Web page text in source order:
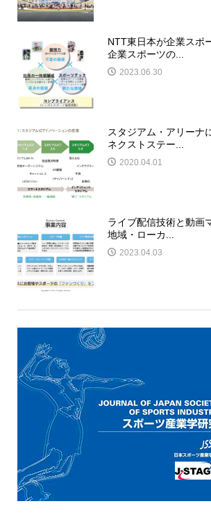
NTT東日本が企業スポ
企業スポーツの...
2023.06.30
スタジアム・アリーナ
ネクストステー...
2020.04.01
ライブ配信技術と動画
地域・ローカ...
2023.04.03